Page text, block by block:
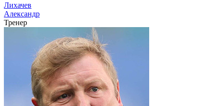
Лихачев
Александр
Тренер